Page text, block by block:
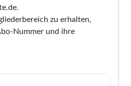
zu erhalten,
Nummer und ihre